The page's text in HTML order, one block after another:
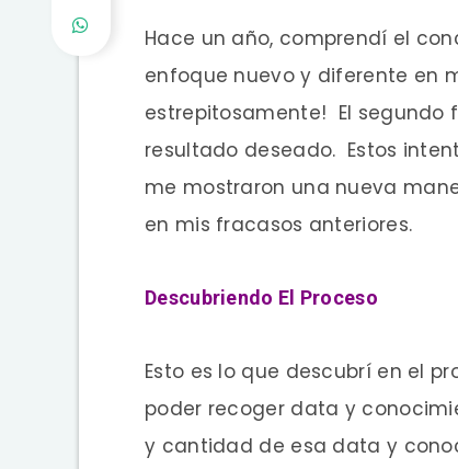
Hace un año, comprendí el
enfoque nuevo y diferente en
estrepitosamente! El segundo
resultado deseado. Estos
me mostraron una nueva
en mis fracasos anteriores.
Descubriendo El Proceso
Esto es lo que descubrí en el
poder recoger data y
y cantidad de esa data y